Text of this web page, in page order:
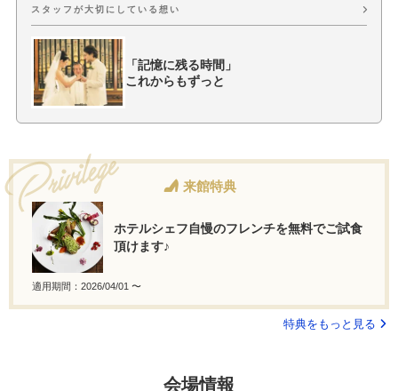
スタッフが大切にしている想い
「記憶に残る時間」
これからもずっと
来館特典
ホテルシェフ自慢のフレンチを無料でご試食
頂けます♪
適用期間：2026/04/01 〜
特典をもっと見る
会場情報